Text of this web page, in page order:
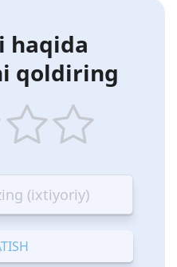
haqida
qoldiring
stars
—
Good
stars
—
Excellent